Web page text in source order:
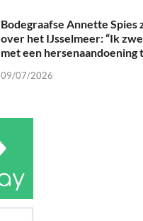
Bodegraafse Annette
over het IJsselmeer: “Ik
met een hersenaandoening
09/07/2026